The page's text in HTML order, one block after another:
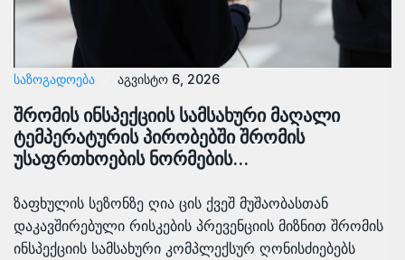
ᲡᲐᲖᲝᲒᲐᲓᲝᲔᲑᲐ აგვისტო 6, 2026
შრომის ინსპექციის სამსახური მაღალი
ტემპერატურის პირობებში შრომის
უსაფრთხოების ნორმების…
ზაფხულის სეზონზე ღია ცის ქვეშ მუშაობასთან
დაკავშირებული რისკების პრევენციის მიზნით შრომის
ინსპექციის სამსახური კომპლექსურ ღონისძიებებს